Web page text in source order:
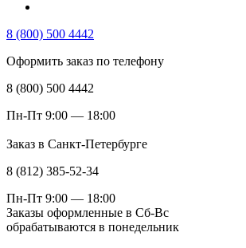
8 (800) 500 4442
Оформить заказ по телефону
8 (800) 500 4442
Пн-Пт 9:00 — 18:00
Заказ в Санкт-Петербурге
8 (812) 385-52-34
Пн-Пт 9:00 — 18:00
Заказы оформленные в Сб-Вс
обрабатываются в понедельник